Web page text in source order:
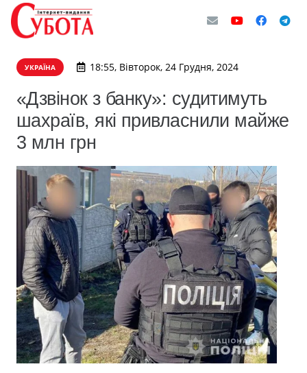
УКРАЇНА 18:55, Вівторок, 24 Грудня, 2024
«Дзвінок з банку»: судитимуть
шахраїв, які привласнили майже
3 млн грн